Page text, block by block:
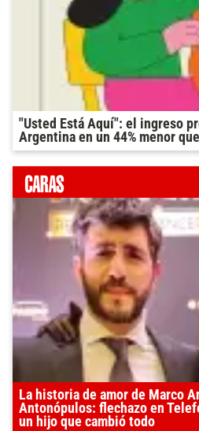
"Usted Está Aquí": el ingreso
Argentina en un 44% menor
La historia de amor de Marco
Antonópulos: flechazo en
un hijo que cambió todo